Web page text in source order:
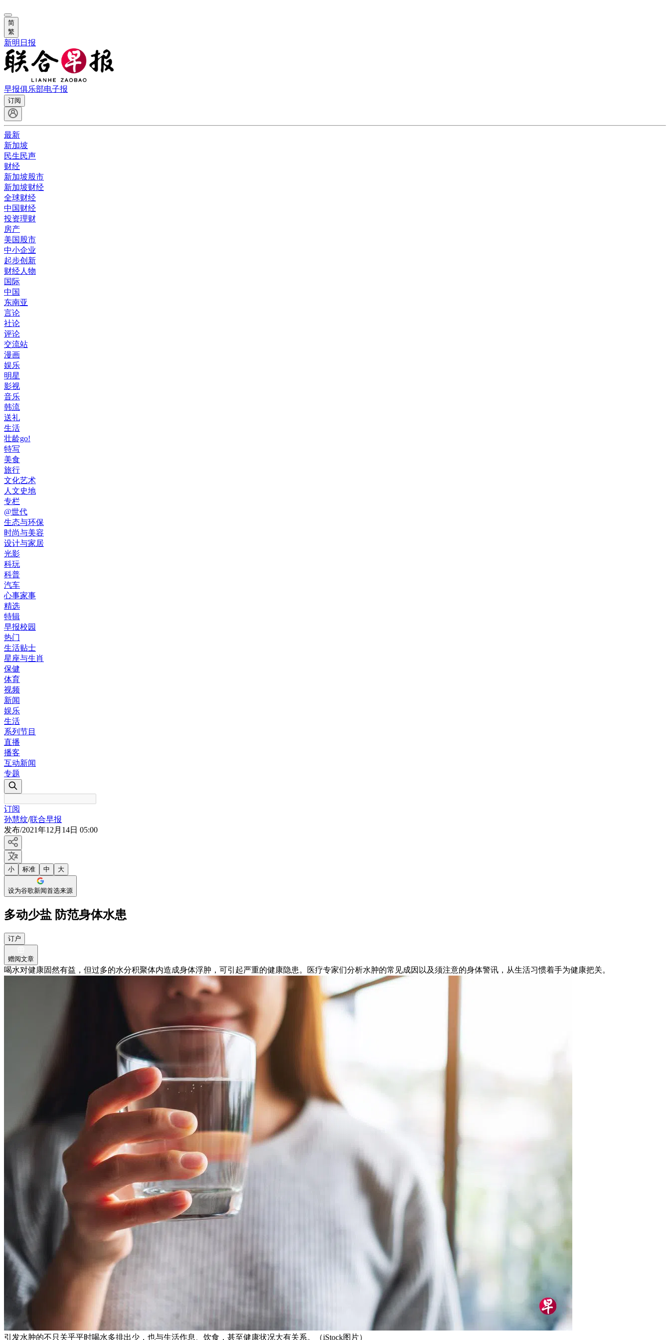
简
繁
新明日报
早报俱乐部电子报
订阅
最新
新加坡
民生民声
财经
新加坡股市
新加坡财经
全球财经
中国财经
投资理财
房产
美国股市
中小企业
起步创新
财经人物
国际
中国
东南亚
言论
社论
评论
交流站
漫画
娱乐
明星
影视
音乐
韩流
送礼
生活
壮龄go!
特写
美食
旅行
文化艺术
人文史地
专栏
@世代
生态与环保
时尚与美容
设计与家居
光影
科玩
科普
汽车
心事家事
精选
特辑
早报校园
热门
生活贴士
星座与生肖
保健
体育
视频
新闻
娱乐
生活
系列节目
直播
播客
互动新闻
专题
订阅
孙慧纹/联合早报
发布/2021年12月14日 05:00
小 标准 中 大
设为谷歌新闻首选来源
多动少盐 防范身体水患
订户
赠阅文章
喝水对健康固然有益，但过多的水分积聚体内造成身体浮肿，可引起严重的健康隐患。医疗专家们分析水肿的常见成因以及须注意的身体警讯，从生活习惯着手为健康把关。
引发水肿的不只关乎平时喝水多排出少，也与生活作息、饮食，甚至健康状况大有关系。（iStock图片）